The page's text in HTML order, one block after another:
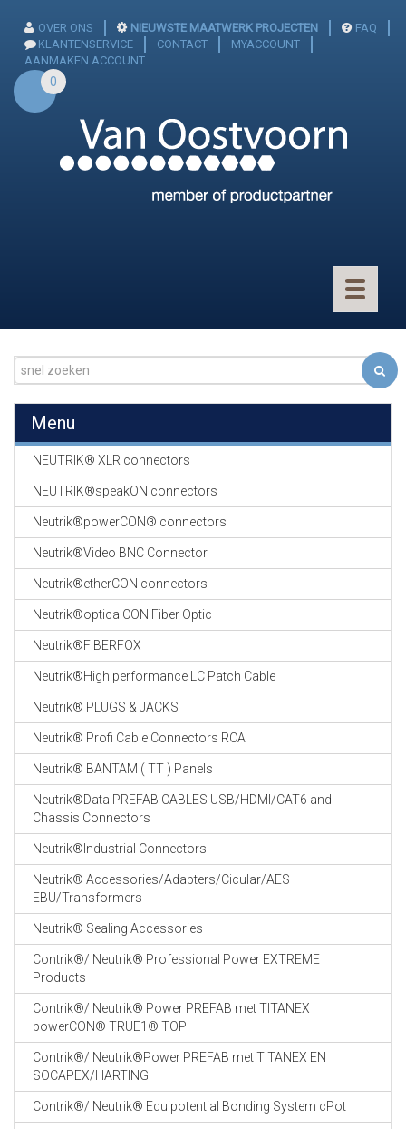
OVER ONS NIEUWSTE MAATWERK PROJECTEN
FAQ
KLANTENSERVICE
CONTACT
MYACCOUNT
AANMAKEN ACCOUNT
0
Toggle
GEVLOCHTEN KOUS
EN
KRIMP KOUS
KOPER KABEL
OP ROL
OCC OPTICAL
FIBER CABLE
GE-ASSEMBLEERDE
19" RACKS
EN
TOEBEHOREN
CABLE EQUIPEMENTS
Menu
NEUTRIK® XLR connectors
NEUTRIK®speakON connectors
Neutrik®powerCON® connectors
Neutrik®Video BNC Connector
Neutrik®etherCON connectors
Neutrik®opticalCON Fiber Optic
Neutrik®FIBERFOX
Neutrik®High performance LC Patch Cable
Neutrik® PLUGS & JACKS
Neutrik® Profi Cable Connectors RCA
Neutrik® BANTAM ( TT ) Panels
Neutrik®Data PREFAB CABLES USB/HDMI/CAT6 and
Chassis Connectors
Neutrik®Industrial Connectors
Neutrik® Accessories/Adapters/Cicular/AES
EBU/Transformers
Neutrik® Sealing Accessories
Contrik®/ Neutrik® Professional Power EXTREME
Products
Contrik®/ Neutrik® Power PREFAB met TITANEX
powerCON® TRUE1® TOP
Contrik®/ Neutrik®Power PREFAB met TITANEX EN
SOCAPEX/HARTING
Contrik®/ Neutrik® Equipotential Bonding System cPot